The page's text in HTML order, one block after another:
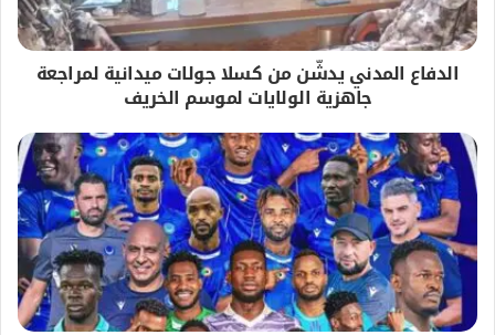
الدفاع المدني يدشّن من كسلا جولات ميدانية لمراجعة
جاهزية الولايات لموسم الخريف